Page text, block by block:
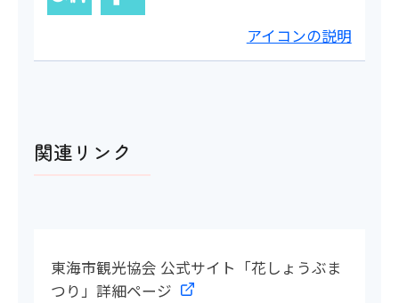
アイコンの説明
関連リンク
東海市観光協会 公式サイト「花しょうぶま
つり」詳細ページ